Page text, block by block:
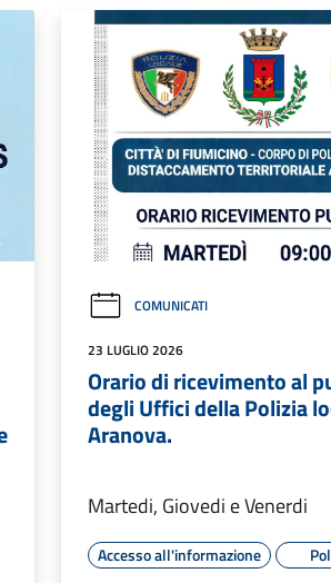
COMUNICATI
23 LUGLIO 2026
Orario di ricevimento al
degli Uffici della Polizia
Aranova.
Martedi, Giovedi e Venerdi
Accesso all'informazione